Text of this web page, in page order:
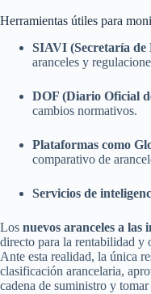
Herramientas útiles para
SIAVI (Secretaría de
aranceles y
DOF (Diario Oficial
cambios normativos.
Plataformas como
comparativo de
Servicios de
Los nuevos aranceles a las
directo para la rentabilidad y
Ante esta realidad, la única
clasificación arancelaria,
cadena de suministro y